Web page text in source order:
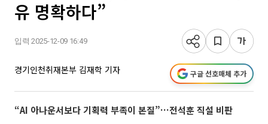
유 명확하다”
입력 2025-12-09 16:49
경기인천취재본부 김재학 기자 구글 선호매체 추가
“AI 아나운서보다 기획력 부족이 본질”…전석훈 직설 비판